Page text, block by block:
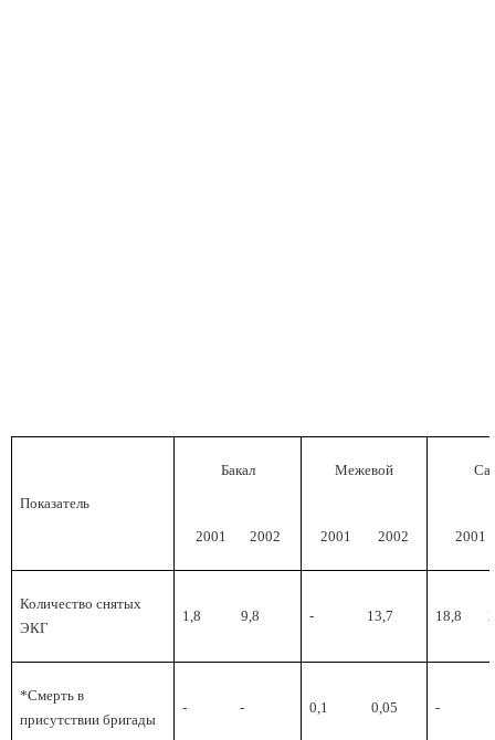
Показатель
Бакал
2001 2002
Межевой
2001 2002 2001
Количество снятых
ЭКГ
1,8 9,8 - 13,7 18,8
*Смерть в
присутствии бригады
- - 0,1 0,05 -